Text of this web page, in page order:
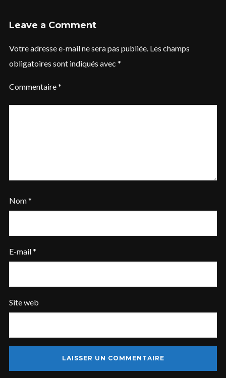
Password*
Leave a Comment
Votre adresse e-mail ne sera pas publiée. Les champs
obligatoires sont indiqués avec *
Commentaire*
Nom*
E-mail*
Site web